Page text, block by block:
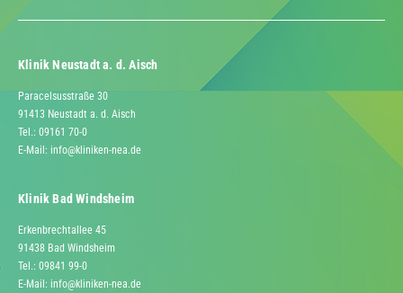
Klinik Neustadt a. d. Aisch
Paracelsusstraße 30
91413 Neustadt a. d. Aisch
Tel.: 09161 70-0
E-Mail: info@kliniken-nea.de
Klinik Bad Windsheim
Erkenbrechtallee 45
91438 Bad Windsheim
Tel.: 09841 99-0
E-Mail: info@kliniken-nea.de